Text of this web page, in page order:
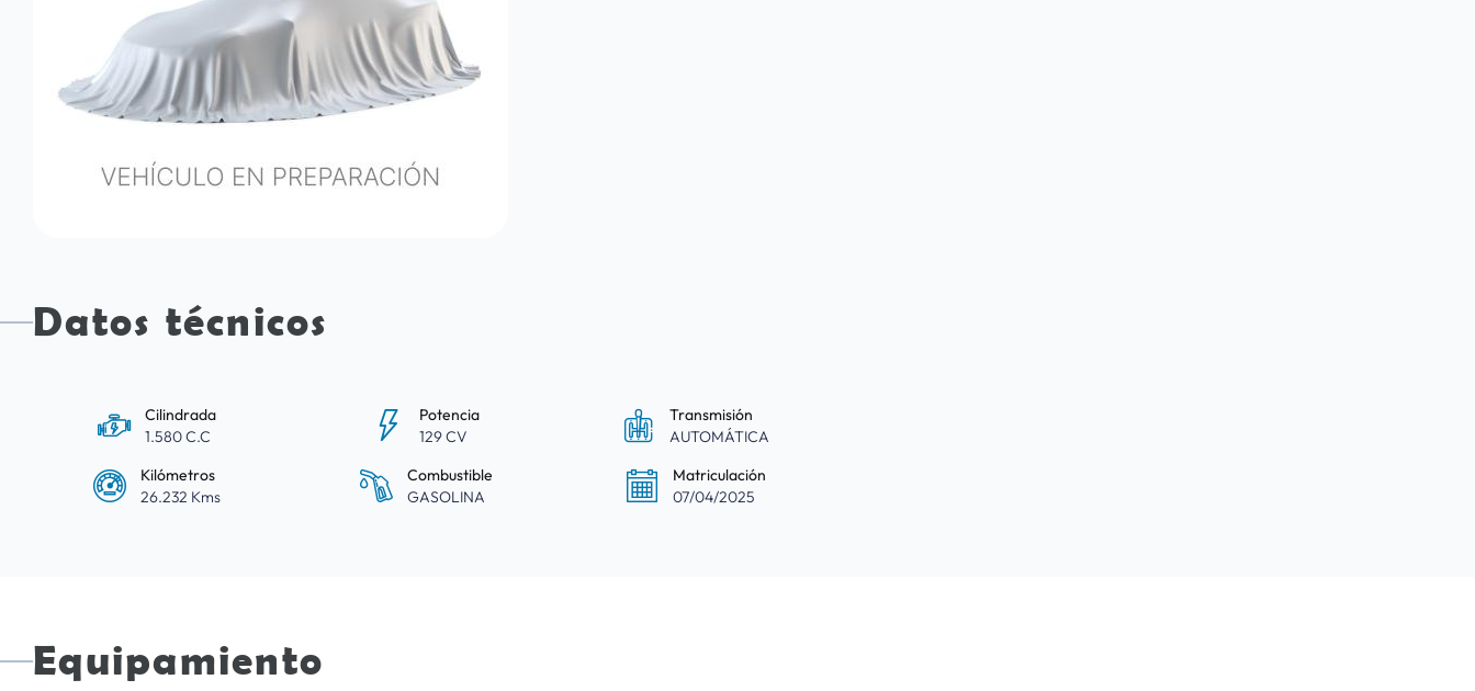
Datos técnicos
Cilindrada
1.580 C.C
Potencia
129 CV
Transmisión
AUTOMÁTICA
Kilómetros
26.232 Kms
Combustible
GASOLINA
Matriculación
07/04/2025
Equipamiento